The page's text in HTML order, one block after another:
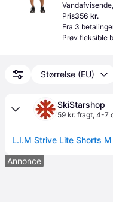
Pris356 kr.
Fra 3
Prøv fleksible
Størrelse (EU)
SkiStarshop
59 kr. fragt, 4-7
Annonce